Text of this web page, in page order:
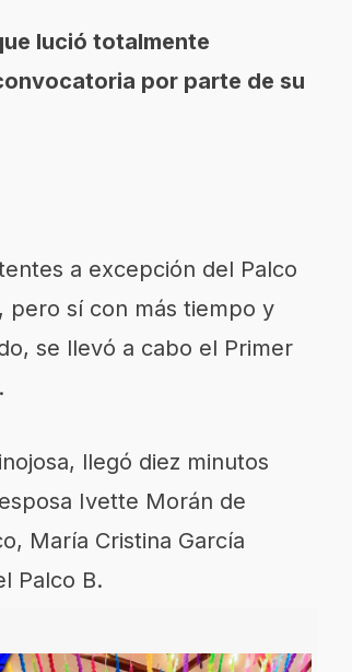
lució totalmente
por parte de su
a excepción del Palco
pero sí con más tiempo y
se llevó a cabo el Primer
llegó diez minutos
Ivette Morán de
María Cristina García
Palco B.